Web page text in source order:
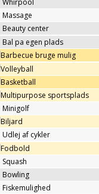
Whirpool
Massage
Beauty center
Bal pa egen plads
Barbecue bruge mulig
Volleyball
Basketball
Multipurpose sportsplads
Minigolf
Biljard
Udlej af cykler
Fodbold
Squash
Bowling
Fiskemulighed